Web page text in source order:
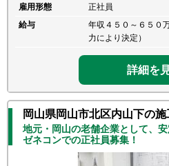
雇用形態
正社員
給与
年収４５０～６５０
力により決定）
詳細を
岡山県岡山市北区内山下の
地元・岡山の老舗企業として、
ゼネコンでの正社員募集！